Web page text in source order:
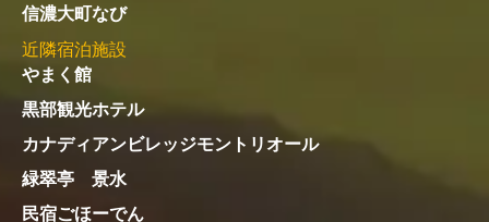
信濃大町なび
近隣宿泊施設
やまく館
黒部観光ホテル
カナディアンビレッジモントリオール
緑翠亭 景水
民宿ごほーでん